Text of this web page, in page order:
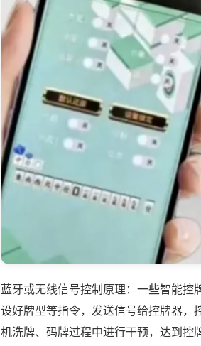
蓝牙或无线信号控制原理：一些智能
设好牌型等指令，发送信号给控牌器，
机洗牌、码牌过程中进行干预，达到控